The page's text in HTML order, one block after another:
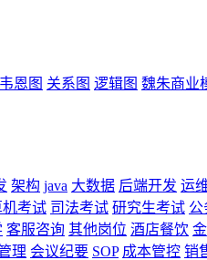
韦恩图 关系图 逻辑图 魏朱商业
架构 java 大数据 后端开发 运
考试 司法考试 研究生考试 公
客服咨询 其他岗位 酒店餐饮
理 会议纪要 SOP 成本管控 销